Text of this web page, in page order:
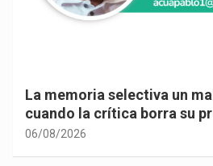
La memoria selectiva un
cuando la crítica borra su
06/08/2026